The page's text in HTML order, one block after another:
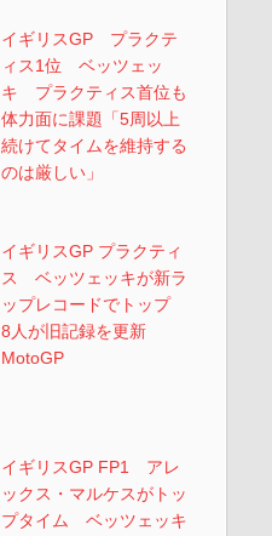
イギリスGP プラクテ
ィス1位 ベッツェッ
キ プラクティス首位も
体力面に課題「5周以上
続けてタイムを維持する
のは厳しい」
イギリスGP プラクティ
ス ベッツェッキが新ラ
ップレコードでトップ
8人が旧記録を更新
MotoGP
イギリスGP FP1 アレ
ックス・マルケスがトッ
プタイム ベッツェッキ